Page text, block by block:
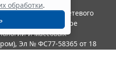
обработки.
в качестве сетевого
по надзору в сфере
и массовых
Эл № ФС77-58365 от 18